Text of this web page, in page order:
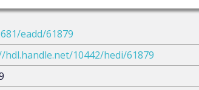
eadd/61879
hdl.handle.net/10442/hedi/61879